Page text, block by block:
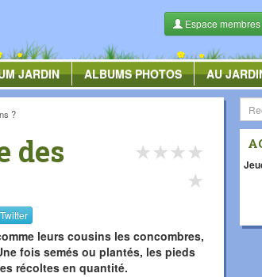
Espace membres
JARDIN ALBUMSPHOTOS AU
?
des
★
★
★
★
★
Twitter
leurs cousins les concombres,
fois semés ou plantés, les pieds
récoltes en quantité.